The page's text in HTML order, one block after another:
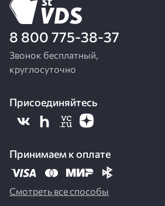
8 800 775-38-37
Звонок бесплатный,
круглосуточно
Присоединяйтесь
Принимаем к оплате
Смотреть все способы